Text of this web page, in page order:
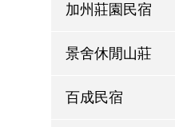
加州莊園民宿
景舍休閒山莊
百成民宿